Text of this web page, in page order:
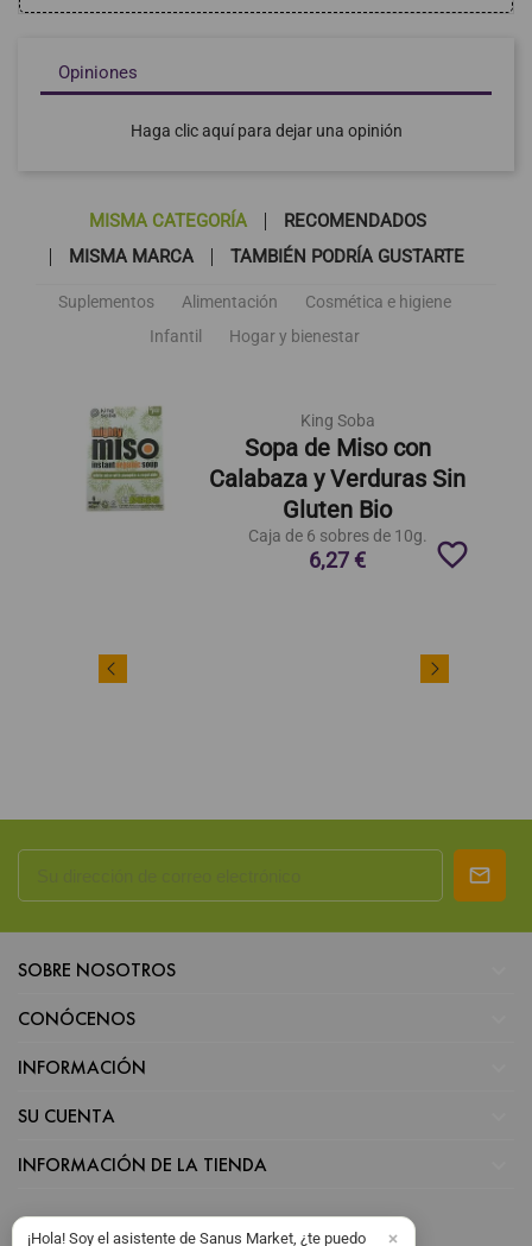
Opiniones
Haga clic aquí para dejar una opinión
MISMA CATEGORÍA
RECOMENDADOS
MISMA MARCA
TAMBIÉN PODRÍA GUSTARTE
Suplementos Alimentación
Cosmética e higiene
Infantil
Hogar y bienestar
King Soba
Sopa de Miso con
Calabaza y Verduras Sin
Gluten Bio
Caja de 6 sobres de 10g.
6,27 € favorite_border
SOBRE NOSOTROS
CONÓCENOS
INFORMACIÓN
SU CUENTA
INFORMACIÓN DE LA TIENDA
¡Hola! Soy el asistente de Sanus Market, ¿te puedo